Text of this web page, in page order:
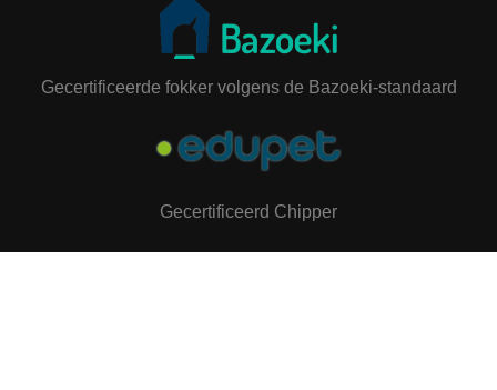
Gecertificeerde fokker volgens de Bazoeki‑standaard
Gecertificeerd Chipper